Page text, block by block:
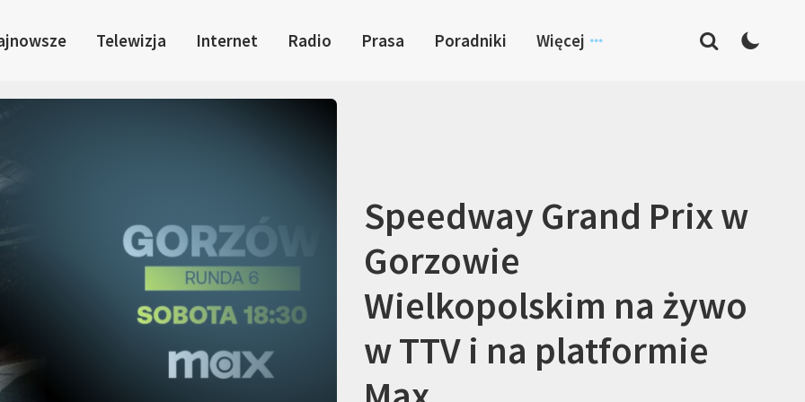
Telewizja Internet Radio Prasa Poradniki Więcej
Speedway Grand Prix w
Gorzowie
Wielkopolskim na żywo
w TTV i na platformie